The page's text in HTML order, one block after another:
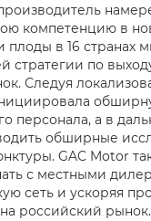
компетенцию в
в 16 странах
стратегии по
Следуя
персонала, а в
обширные
GAC Motor
с местными
сеть и ускоряя
российский рынок.